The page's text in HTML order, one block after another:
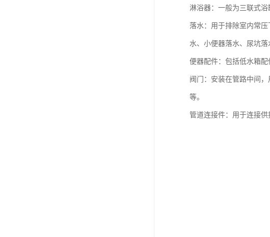
淋浴器：一般为三联式
落水：用于排除室内常
水、小便器落水、尿坑落
便器配件：包括低水箱配
阀门：安装在管路中间
等。
管道连接件：用于连接